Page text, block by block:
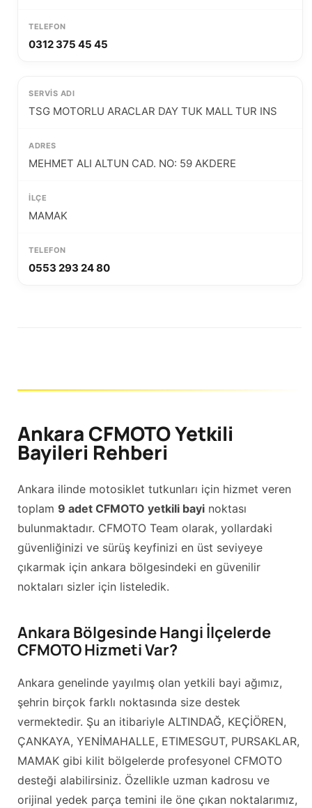
0312 375 45 45
TSG MOTORLU ARACLAR DAY TUK MALL TUR INS
MEHMET ALI ALTUN CAD. NO: 59 AKDERE
MAMAK
0553 293 24 80
Ankara CFMOTO Yetkili
Bayileri Rehberi
Ankara ilinde motosiklet tutkunları için hizmet veren
toplam 9 adet CFMOTO yetkili bayi noktası
bulunmaktadır. CFMOTO Team olarak, yollardaki
güvenliğinizi ve sürüş keyfinizi en üst seviyeye
çıkarmak için ankara bölgesindeki en güvenilir
noktaları sizler için listeledik.
Ankara Bölgesinde Hangi İlçelerde
CFMOTO Hizmeti Var?
Ankara genelinde yayılmış olan yetkili bayi ağımız,
şehrin birçok farklı noktasında size destek
vermektedir. Şu an itibariyle ALTINDAĞ, KEÇİÖREN,
ÇANKAYA, YENİMAHALLE, ETIMESGUT, PURSAKLAR,
MAMAK gibi kilit bölgelerde profesyonel CFMOTO
desteği alabilirsiniz. Özellikle uzman kadrosu ve
orijinal yedek parça temini ile öne çıkan noktalarımız,